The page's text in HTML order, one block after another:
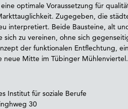
optimale Voraussetzung für
Zugegeben, die
interpretiert. Beide Bausteine, alt
zu vereinen, ohne sich
der funktionalen Entflechtung,
neue Mitte im Tübinger Mühlenviertel.
Institut für soziale Berufe
30